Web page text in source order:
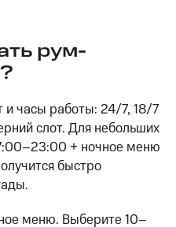
рум-
часы работы: 24/7, 18/7
слот. Для небольших
+ ночное меню
быстро
меню. Выберите 10–